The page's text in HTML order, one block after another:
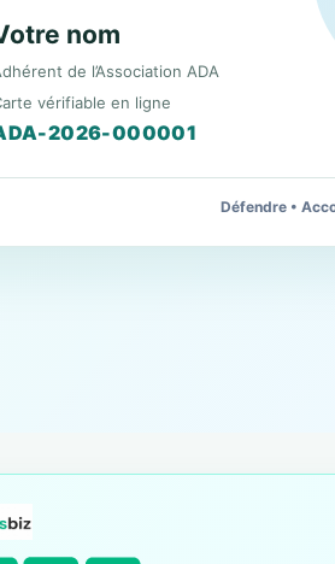
nom
de l’Association ADA
vérifiable en ligne
2026-000001
Défendre •